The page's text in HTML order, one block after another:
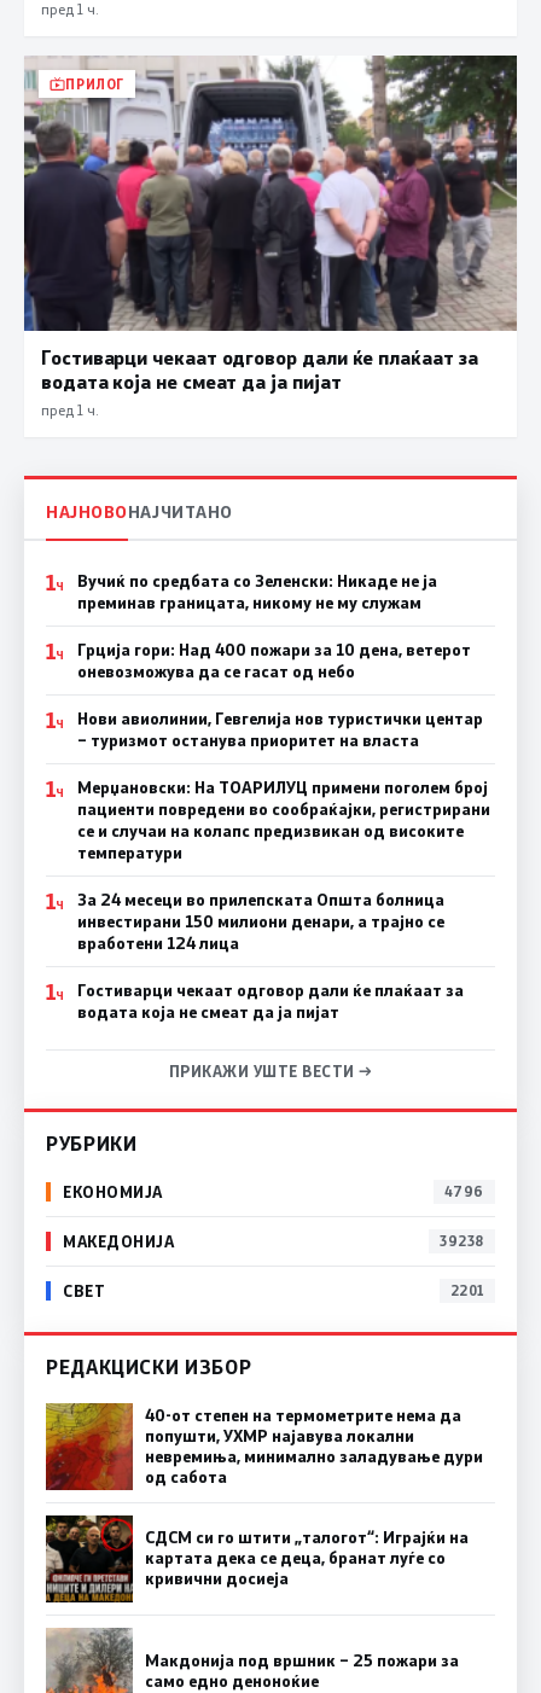
пред 1 ч.
ПРИЛОГ
Гостиварци чекаат одговор дали ќе плаќаат за
водата која не смеат да ја пијат
пред 1 ч.
НАЈНОВОНАЈЧИТАНО
1Ч
Вучиќ по средбата со Зеленски: Никаде не ја
преминав границата, никому не му служам
1Ч
Грција гори: Над 400 пожари за 10 дена, ветерот
оневозможува да се гасат од небо
1Ч
Нови авиолинии, Гевгелија нов туристички центар
– туризмот останува приоритет на власта
1Ч
Мерџановски: На ТОАРИЛУЦ примени поголем број
пациенти повредени во сообраќајки, регистрирани
се и случаи на колапс предизвикан од високите
температури
1Ч
За 24 месеци во прилепската Општа болница
инвестирани 150 милиони денари, а трајно се
вработени 124 лица
1Ч
Гостиварци чекаат одговор дали ќе плаќаат за
водата која не смеат да ја пијат
ПРИКАЖИ УШТЕ ВЕСТИ →
РУБРИКИ
ЕКОНОМИЈА 4796
МАКЕДОНИЈА 39238
СВЕТ 2201
РЕДАКЦИСКИ ИЗБОР
40-от степен на термометрите нема да
попушти, УХМР најавува локални
невремиња, минимално заладување дури
од сабота
СДСМ си го штити „талогот“: Играјќи на
картата дека се деца, бранат луѓе со
кривични досиеја
Макдонија под вршник – 25 пожари за
само едно деноноќие